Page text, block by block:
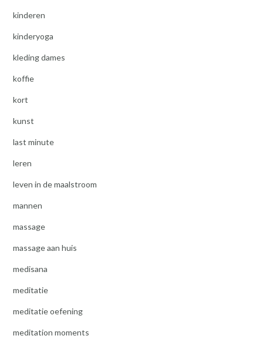
kinderen
kinderyoga
kleding dames
koffie
kort
kunst
last minute
leren
leven in de maalstroom
mannen
massage
massage aan huis
medisana
meditatie
meditatie oefening
meditation moments